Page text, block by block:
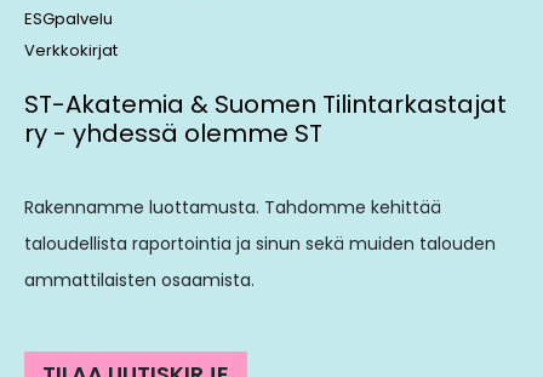
ESGpalvelu
Verkkokirjat
ST-Akatemia & Suomen Tilintarkastajat
ry - yhdessä olemme ST
Rakennamme luottamusta. Tahdomme kehittää
taloudellista raportointia ja sinun sekä muiden talouden
ammattilaisten osaamista.